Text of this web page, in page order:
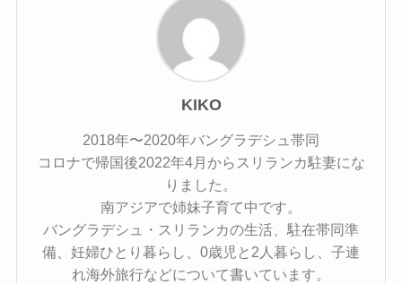
KIKO
2018年〜2020年バングラデシュ帯同
コロナで帰国後2022年4月からスリランカ駐妻にな
りました。
南アジアで姉妹子育て中です。
バングラデシュ・スリランカの生活、駐在帯同準
備、妊婦ひとり暮らし、0歳児と2人暮らし、子連
れ海外旅行などについて書いています。